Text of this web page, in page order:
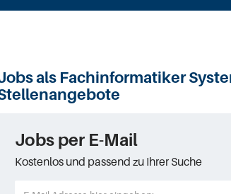
als Fachinformatiker
Jobs per E-Mail
Kostenlos und passend zu Ihrer Suche